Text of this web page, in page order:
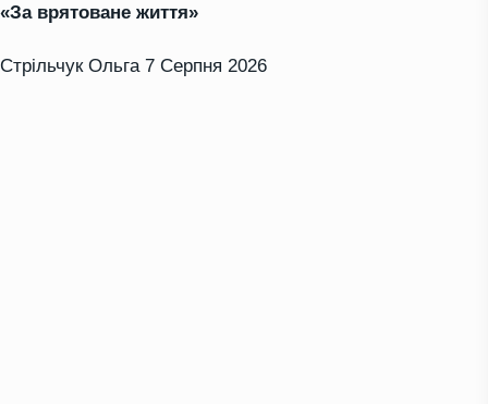
«За врятоване життя»
Стрільчук Ольга 7 Серпня 2026